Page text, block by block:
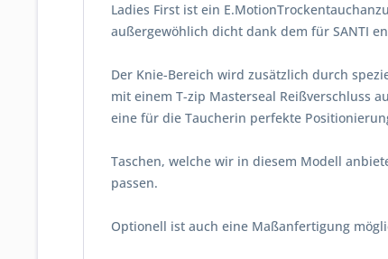
Ladies First ist ein
außergewöhlich dicht dank dem für SANTI
Der Knie-Bereich wird zusätzlich durch
mit einem T-zip Masterseal Reißverschluss
eine für die Taucherin perfekte
Taschen, welche wir in diesem Modell
passen.
Optionell ist auch eine Maßanfertigung